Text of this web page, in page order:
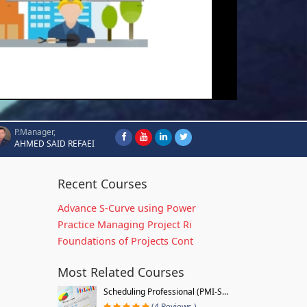
P.Manager,
AHMED SAID REFAEI
Recent Courses
Advance S-Curve using Power
Practice Managing Project Ri
Foundations of Projects Cont
Most Related Courses
Scheduling Professional (PMI-S...